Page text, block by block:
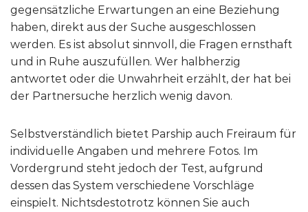
gegensätzliche Erwartungen an eine Beziehung
haben, direkt aus der Suche ausgeschlossen
werden. Es ist absolut sinnvoll, die Fragen ernsthaft
und in Ruhe auszufüllen. Wer halbherzig
antwortet oder die Unwahrheit erzählt, der hat bei
der Partnersuche herzlich wenig davon.
Selbstverständlich bietet Parship auch Freiraum für
individuelle Angaben und mehrere Fotos. Im
Vordergrund steht jedoch der Test, aufgrund
dessen das System verschiedene Vorschläge
einspielt. Nichtsdestotrotz können Sie auch